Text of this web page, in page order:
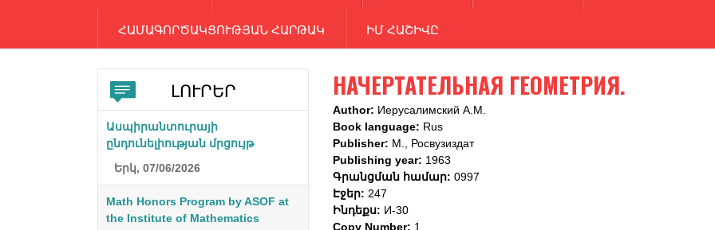
ՀԱՄԱԳՈՐԾԱԿՑՈՒԹՅԱՆ ՀԱՐԹԱԿ ԻՄ ՀԱՇԻՎԸ
НАЧЕРТАТЕЛЬНАЯ ГЕОМЕТРИЯ.
Author: Иерусалимский А.М.
Book language: Rus
Publisher: М., Росвузиздат
Publishing year: 1963
Գրանցման համար: 0997
Էջեր: 247
Ինդեքս: И-30
Copy Number: 1
ԼՈՒՐԵՐ
Ասպիրանտուրայի
ընդունելիության մրցույթ
Երկ, 07/06/2026
Math Honors Program by ASOF at
the Institute of Mathematics